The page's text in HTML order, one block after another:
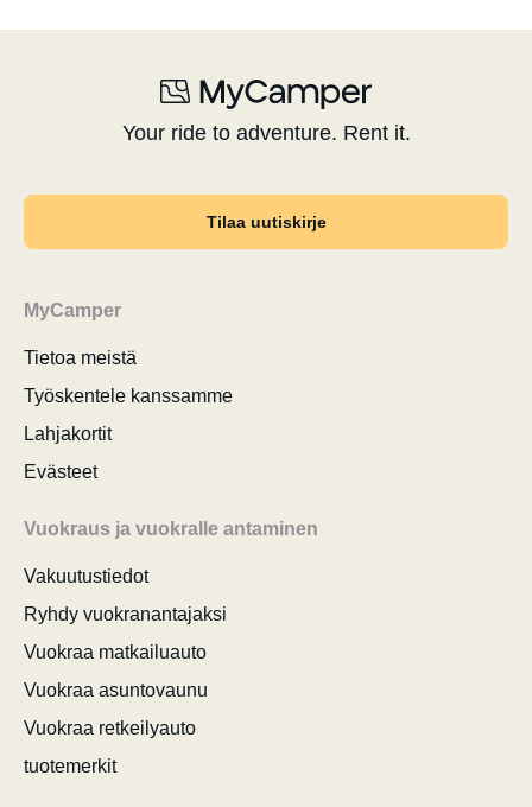
Your ride to adventure. Rent it.
Tilaa uutiskirje
MyCamper
Tietoa meistä
Työskentele kanssamme
Lahjakortit
Evästeet
Vuokraus ja vuokralle antaminen
Vakuutustiedot
Ryhdy vuokranantajaksi
Vuokraa matkailuauto
Vuokraa asuntovaunu
Vuokraa retkeilyauto
tuotemerkit